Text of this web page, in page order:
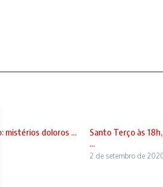
mistérios doloros ...
Santo Terço às
...
2 de setembro de